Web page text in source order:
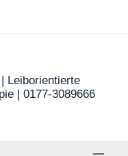
Leiborientierte
| 0177-3089666